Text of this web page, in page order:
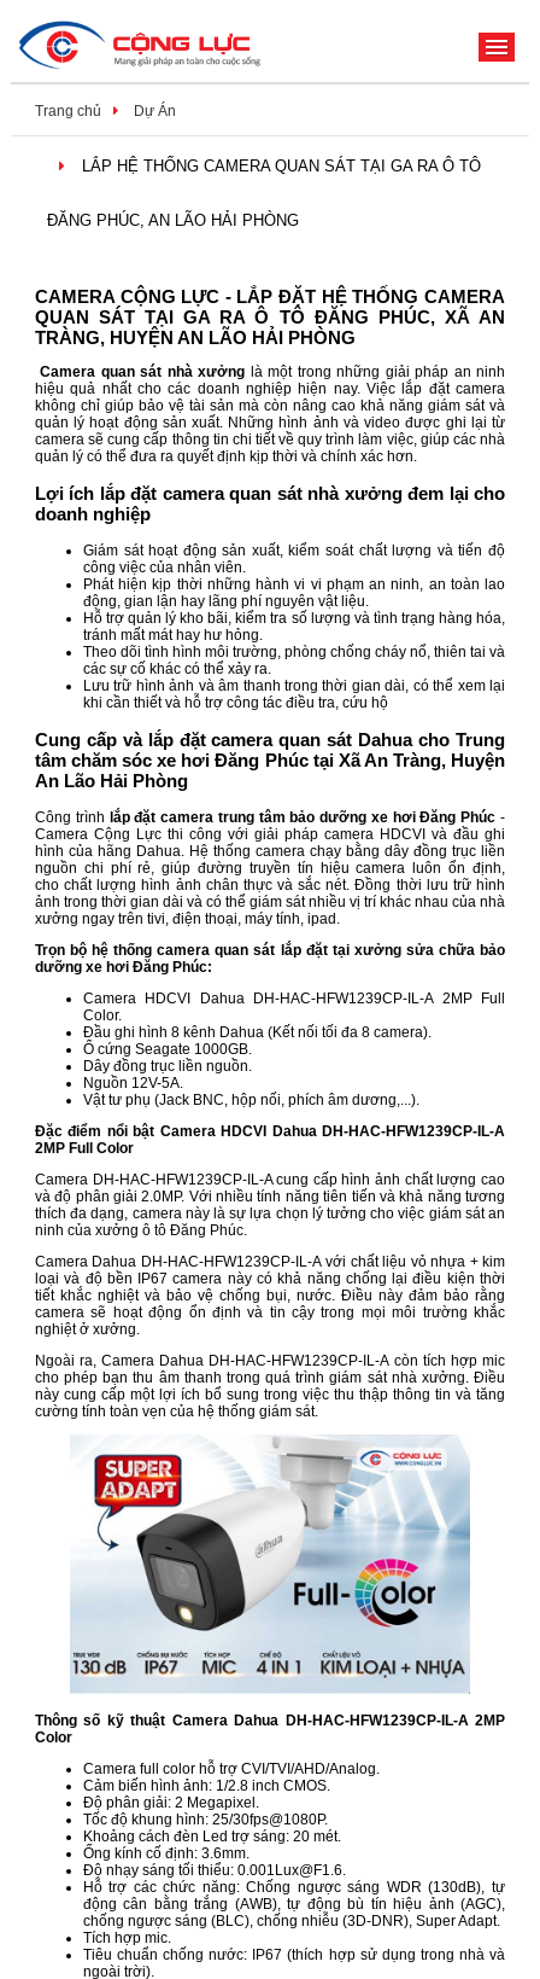
Trang chủ Dự Án
LẮP HỆ THỐNG CAMERA QUAN SÁT TẠI GA RA Ô TÔ
ĐĂNG PHÚC, AN LÃO HẢI PHÒNG
CAMERA CỘNG LỰC - LẮP ĐẶT HỆ THỐNG CAMERA
QUAN SÁT TẠI GA RA Ô TÔ ĐĂNG PHÚC, XÃ AN
TRÀNG, HUYỆN AN LÃO HẢI PHÒNG
Camera quan sát nhà xưởng là một trong những giải pháp an ninh
hiệu quả nhất cho các doanh nghiệp hiện nay. Việc lắp đặt camera
không chỉ giúp bảo vệ tài sản mà còn nâng cao khả năng giám sát và
quản lý hoạt động sản xuất. Những hình ảnh và video được ghi lại từ
camera sẽ cung cấp thông tin chi tiết về quy trình làm việc, giúp các nhà
quản lý có thể đưa ra quyết định kịp thời và chính xác hơn.
Lợi ích lắp đặt camera quan sát nhà xưởng đem lại cho
doanh nghiệp
Giám sát hoạt động sản xuất, kiểm soát chất lượng và tiến độ
công việc của nhân viên.
Phát hiện kịp thời những hành vi vi phạm an ninh, an toàn lao
động, gian lận hay lãng phí nguyên vật liệu.
Hỗ trợ quản lý kho bãi, kiểm tra số lượng và tình trạng hàng hóa,
tránh mất mát hay hư hỏng.
Theo dõi tình hình môi trường, phòng chống cháy nổ, thiên tai và
các sự cố khác có thể xảy ra.
Lưu trữ hình ảnh và âm thanh trong thời gian dài, có thể xem lại
khi cần thiết và hỗ trợ công tác điều tra, cứu hộ
Cung cấp và lắp đặt camera quan sát Dahua cho Trung
tâm chăm sóc xe hơi Đăng Phúc tại Xã An Tràng, Huyện
An Lão Hải Phòng
Công trình lắp đặt camera trung tâm bảo dưỡng xe hơi Đăng Phúc -
Camera Cộng Lực thi công với giải pháp camera HDCVI và đầu ghi
hình của hãng Dahua. Hệ thống camera chạy bằng dây đồng trục liền
nguồn chi phí rẻ, giúp đường truyền tín hiệu camera luôn ổn định,
cho chất lượng hình ảnh chân thực và sắc nét. Đồng thời lưu trữ hình
ảnh trong thời gian dài và có thể giám sát nhiều vị trí khác nhau của nhà
xưởng ngay trên tivi, điện thoại, máy tính, ipad.
Trọn bộ hệ thống camera quan sát lắp đặt tại xưởng sửa chữa bảo
dưỡng xe hơi Đăng Phúc:
Camera HDCVI Dahua DH-HAC-HFW1239CP-IL-A 2MP Full
Color.
Đầu ghi hình 8 kênh Dahua (Kết nối tối đa 8 camera).
Ổ cứng Seagate 1000GB.
Dây đồng trục liền nguồn.
Nguồn 12V-5A.
Vật tư phụ (Jack BNC, hộp nối, phích âm dương,...).
Đặc điểm nổi bật Camera HDCVI Dahua DH-HAC-HFW1239CP-IL-A
2MP Full Color
Camera DH-HAC-HFW1239CP-IL-A cung cấp hình ảnh chất lượng cao
và độ phân giải 2.0MP. Với nhiều tính năng tiên tiến và khả năng tương
thích đa dạng, camera này là sự lựa chọn lý tưởng cho việc giám sát an
ninh của xưởng ô tô Đăng Phúc.
Camera Dahua DH-HAC-HFW1239CP-IL-A với chất liệu vỏ nhựa + kim
loại và độ bền IP67 camera này có khả năng chống lại điều kiện thời
tiết khắc nghiệt và bảo vệ chống bụi, nước. Điều này đảm bảo rằng
camera sẽ hoạt động ổn định và tin cậy trong mọi môi trường khắc
nghiệt ở xưởng.
Ngoài ra, Camera Dahua DH-HAC-HFW1239CP-IL-A còn tích hợp mic
cho phép bạn thu âm thanh trong quá trình giám sát nhà xưởng. Điều
này cung cấp một lợi ích bổ sung trong việc thu thập thông tin và tăng
cường tính toàn vẹn của hệ thống giám sát.
Thông số kỹ thuật Camera Dahua DH-HAC-HFW1239CP-IL-A 2MP
Color
Camera full color hỗ trợ CVI/TVI/AHD/Analog.
Cảm biến hình ảnh: 1/2.8 inch CMOS.
Độ phân giải: 2 Megapixel.
Tốc độ khung hình: 25/30fps@1080P.
Khoảng cách đèn Led trợ sáng: 20 mét.
Ống kính cố định: 3.6mm.
Độ nhạy sáng tối thiểu: 0.001Lux@F1.6.
Hỗ trợ các chức năng: Chống ngược sáng WDR (130dB), tự
động cân bằng trắng (AWB), tự động bù tín hiệu ảnh (AGC),
chống ngược sáng (BLC), chống nhiễu (3D-DNR), Super Adapt.
Tích hợp mic.
Tiêu chuẩn chống nước: IP67 (thích hợp sử dụng trong nhà và
ngoài trời).